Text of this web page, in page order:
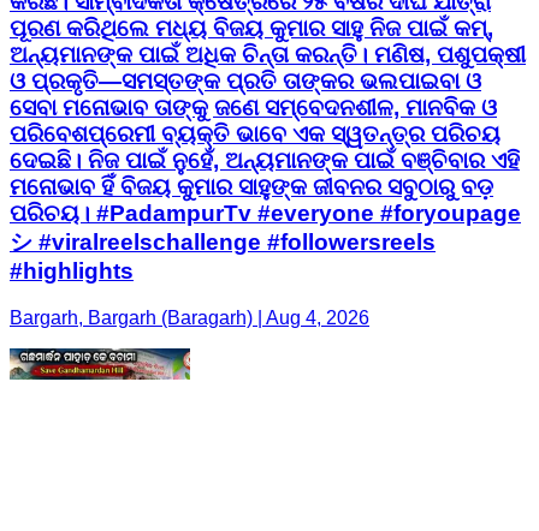
ପୂରଣ କରିଥିଲେ ମଧ୍ୟ ବିଜୟ କୁମାର ସାହୁ ନିଜ ପାଇଁ କମ୍,
ଅନ୍ୟମାନଙ୍କ ପାଇଁ ଅଧିକ ଚିନ୍ତା କରନ୍ତି। ମଣିଷ, ପଶୁପକ୍ଷୀ
ଓ ପ୍ରକୃତି—ସମସ୍ତଙ୍କ ପ୍ରତି ତାଙ୍କର ଭଲପାଇବା ଓ
ସେବା ମନୋଭାବ ତାଙ୍କୁ ଜଣେ ସମ୍ବେଦନଶୀଳ, ମାନବିକ ଓ
ପରିବେଶପ୍ରେମୀ ବ୍ୟକ୍ତି ଭାବେ ଏକ ସ୍ୱତନ୍ତ୍ର ପରିଚୟ
ଦେଇଛି। ନିଜ ପାଇଁ ନୁହେଁ, ଅନ୍ୟମାନଙ୍କ ପାଇଁ ବଞ୍ଚିବାର ଏହି
ମନୋଭାବ ହିଁ ବିଜୟ କୁମାର ସାହୁଙ୍କ ଜୀବନର ସବୁଠାରୁ ବଡ଼
ପରିଚୟ। #PadampurTv #everyone #foryoupage
シ #viralreelschallenge #followersreels
#highlights
Bargarh, Bargarh (Baragarh) | Aug 4, 2026